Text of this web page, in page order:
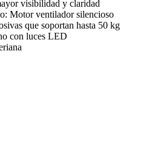
visibilidad y claridad
Motor ventilador silencioso
que soportan hasta 50 kg
con luces LED